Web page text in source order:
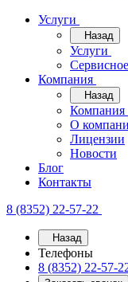
Услуги
Назад
Услуги
Компания
Назад
Компания
О
Лицензии
Новости
Блог
Контакты
8 (8352) 22-57-22
Назад
Телефоны
8 (8352) 22-57-